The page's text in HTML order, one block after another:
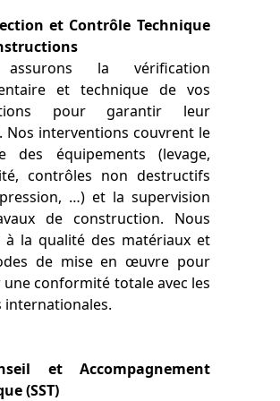
et Contrôle Technique
la vérification
et technique de vos
pour garantir leur
Nos interventions couvrent le
des équipements (levage,
contrôles non destructifs
…) et la supervision
de construction. Nous
à la qualité des matériaux et
de mise en œuvre pour
une conformité totale avec les
internationales.
et Accompagnement
(SST)